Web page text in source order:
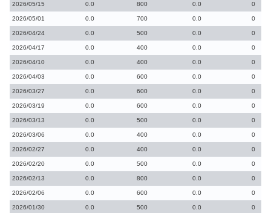
2026/05/15 0.0 800 0.0 0
2026/05/01 0.0 700 0.0 0
2026/04/24 0.0 500 0.0 0
2026/04/17 0.0 400 0.0 0
2026/04/10 0.0 400 0.0 0
2026/04/03 0.0 600 0.0 0
2026/03/27 0.0 600 0.0 0
2026/03/19 0.0 600 0.0 0
2026/03/13 0.0 500 0.0 0
2026/03/06 0.0 400 0.0 0
2026/02/27 0.0 400 0.0 0
2026/02/20 0.0 500 0.0 0
2026/02/13 0.0 800 0.0 0
2026/02/06 0.0 600 0.0 0
2026/01/30 0.0 500 0.0 0